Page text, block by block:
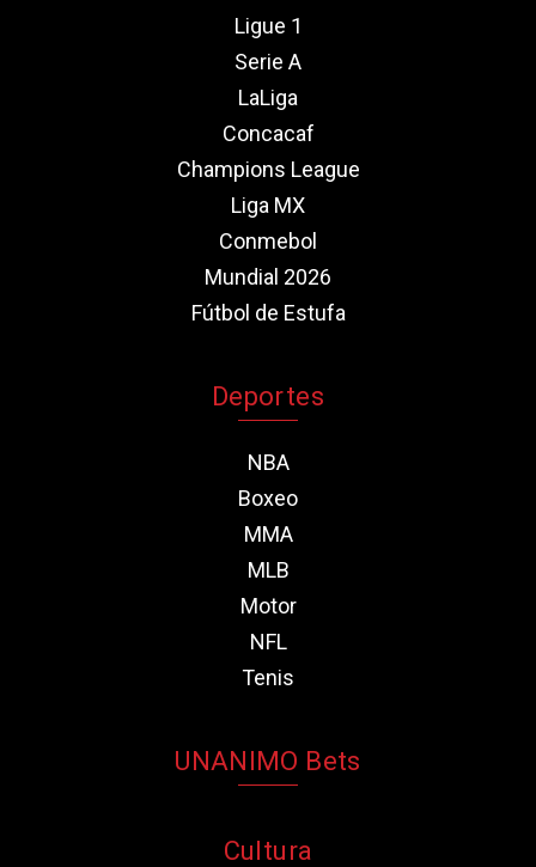
Ligue 1
Serie A
LaLiga
Concacaf
Champions League
Liga MX
Conmebol
Mundial 2026
Fútbol de Estufa
Deportes
NBA
Boxeo
MMA
MLB
Motor
NFL
Tenis
UNANIMO Bets
Cultura